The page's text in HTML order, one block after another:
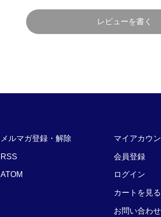
レビューを書く
メルマガ登録・解除
RSS
ATOM
マイアカウ
会員登録
ログイン
カートを見る
お問い合わせ